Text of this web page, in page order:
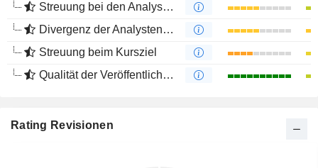
Streuung bei den Analystenmeinungen
Divergenz der Analystenempfehlungen
Streuung beim Kursziel
Qualität der Veröffentlichungen
Rating Revisionen